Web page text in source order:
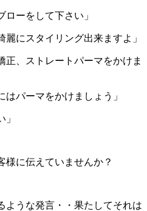
ローをして下さい」
麗にスタイリング出来ますよ」
正、ストレートパーマをかけま
はパーマをかけましょう」
様に伝えていませんか？
ような発言・・果たしてそれは